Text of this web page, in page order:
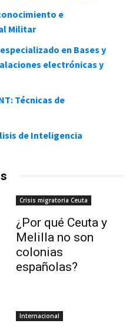
e
Militar
en Bases y
electrónicas y
Técnicas de
de Inteligencia
Crisis migratoria Ceuta
¿Por qué Ceuta y
Melilla no son
colonias
españolas?
Internacional